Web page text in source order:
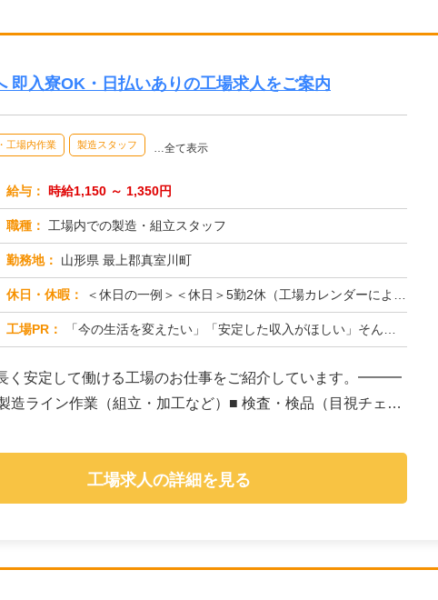
即入寮OK・日払いありの工場求人をご案内
工場内作業 製造スタッフ …全て表示
給与： 時給1,150 ～ 1,350円
職種： 工場内での製造・組立スタッフ
勤務地： 山形県 最上郡真室川町
休日・休暇： ＜休日の一例＞＜休日＞5勤2休（工場カレンダーによる）★ＧＷ・夏季・年末年始休暇あり★有給休暇あり※配属先により休...
工場PR： 「今の生活を変えたい」「安定した収入がほしい」そんなあなたの想いに応えます。株式会社京栄センターは、工場・製造業に...
く安定して働ける工場のお仕事をご紹介しています。━━━
ライン作業（組立・加工など）■ 検査・検品（目視チェッ
工場求人の詳細を見る